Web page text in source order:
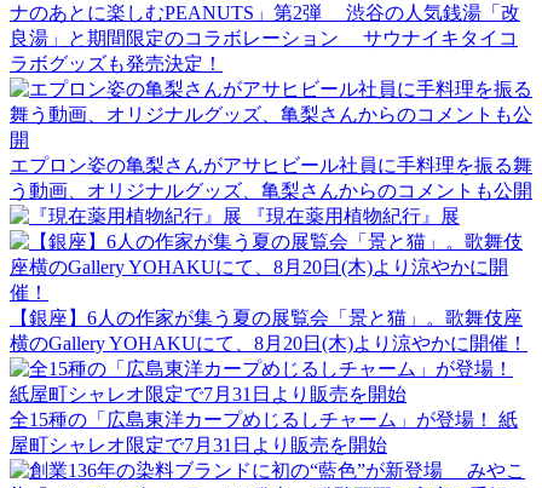
ナのあとに楽しむPEANUTS」第2弾 渋谷の人気銭湯「改
良湯」と期間限定のコラボレーション サウナイキタイコ
ラボグッズも発売決定！
エプロン姿の亀梨さんがアサヒビール社員に手料理を振る舞
う動画、オリジナルグッズ、亀梨さんからのコメントも公開
『現在薬用植物紀行』展
【銀座】6人の作家が集う夏の展覧会「景と猫」。歌舞伎座
横のGallery YOHAKUにて、8月20日(木)より涼やかに開催！
全15種の「広島東洋カープめじるしチャーム」が登場！ 紙
屋町シャレオ限定で7月31日より販売を開始